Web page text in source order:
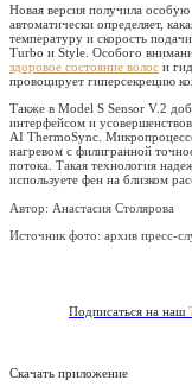
Новая версия получила
автоматически определяет,
температуру и скорость
Turbo и Style. Особого
здоровое состояние волос и
провоцирует гиперсекрецию
Также в Model S Sensor V.2
интерфейсом и
AI ThermoSync.
нагревом с филигранной
потока. Такая технология
используете фен на близком
Автор: Анастасия Столярова
Источник фото: архив пресс-
Подписаться на наш
Скачать приложение